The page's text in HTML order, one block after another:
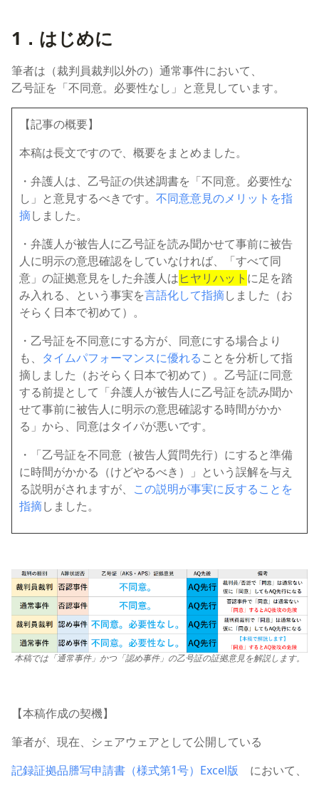
1．はじめに
筆者は（裁判員裁判以外の）通常事件において、
乙号証を「不同意。必要性なし」と意見しています。
【記事の概要】
本稿は長文ですので、概要をまとめました。
・弁護人は、乙号証の供述調書を「不同意。必要性な
し」と意見するべきです。 不同意意見のメリットを指
摘しました。
・弁護人が被告人に乙号証を読み聞かせて事前に被告
人に明示の意思確認をしていなければ、「すべて同
意」の証拠意見をした弁護人はヒヤリハット に足を踏
み入れる、という事実を言語化して指摘しました（お
そらく日本で初めて）。
・乙号証を不同意にする方が、同意にする場合より
も、 タイムパフォーマンスに優れることを分析して指
摘しました（おそらく日本で初めて）。乙号証に同意
する前提として「弁護人が被告人に乙号証を読み聞か
せて事前に被告人に明示の意思確認する時間がかか
る」から、同意はタイパが悪いです。
・「乙号証を不同意（被告人質問先行）にすると準備
に時間がかかる（けどやるべき）」という誤解を与え
る説明がされますが、 この説明が事実に反することを
指摘しました。
本稿では「通常事件」かつ「認め事件」の乙号証の証拠意見を解説します。
【本稿作成の契機】
筆者が、現在、シェアウェアとして公開している
記録証拠品謄写申請書（様式第1号）Excel版 において、